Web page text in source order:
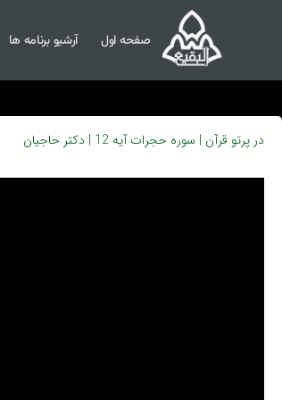
صفحه اول آرشیو برنامه ها
در پرتو قرآن | سوره حجرات آیه 12 | دکتر حاجیان